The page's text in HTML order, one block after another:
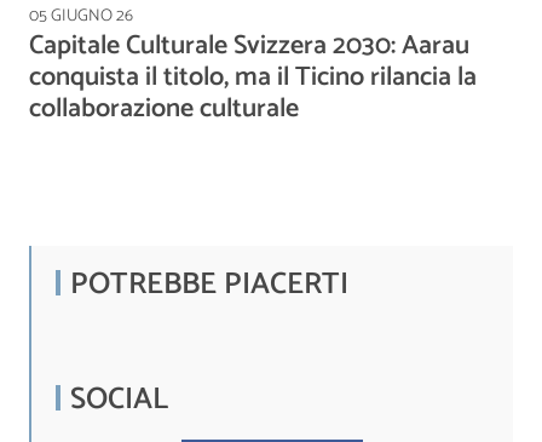
05 GIUGNO 26
Capitale Culturale Svizzera 2030: Aarau
conquista il titolo, ma il Ticino rilancia la
collaborazione culturale
POTREBBE PIACERTI
SOCIAL